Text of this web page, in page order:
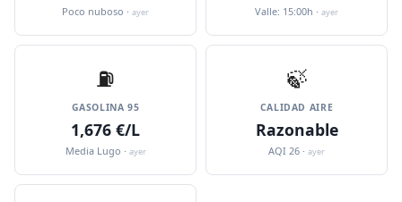
Poco nuboso · ayer Valle: 15:00h · ayer
⛽️
GASOLINA 95
1,676 €/L
Media Lugo · ayer
🍃
CALIDAD AIRE
Razonable
AQI 26 · ayer